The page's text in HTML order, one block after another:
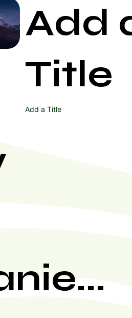
Add
Title
Add a Title